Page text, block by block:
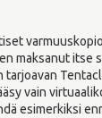
maksanut
vain
esimerkiksi